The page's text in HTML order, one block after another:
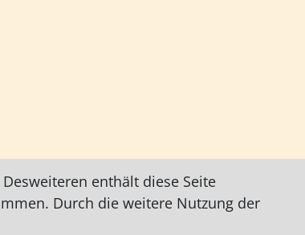
enthält diese Seite
Durch die weitere Nutzung der